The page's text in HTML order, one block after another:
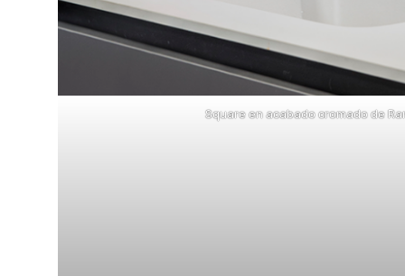
Square en acabado cromado de